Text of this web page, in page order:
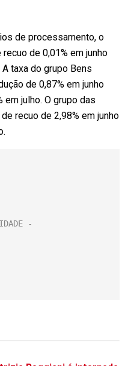
de processamento, o
de 0,01% em junho
taxa do grupo Bens
de 0,87% em junho
em julho. O grupo das
recuo de 2,98% em junho